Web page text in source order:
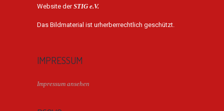
Website derSTIG e.V.
Das Bildmaterial ist urherberrechtlich geschützt.
IMPRESSUM
Impressum ansehen